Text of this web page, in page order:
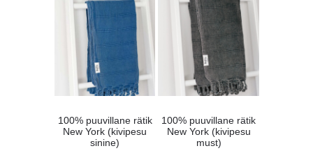
100% puuvillane rätik
New York (kivipesu
sinine)
100% puuvillane rätik
New York (kivipesu
must)